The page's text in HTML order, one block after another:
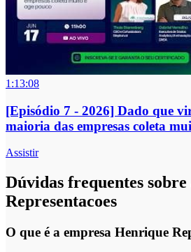
1:13:08
[Episódio 7 - 2026] Dado que
maioria das empresas coleta
Assistir
Dúvidas frequentes
Representacoes
O que é a empresa Henrique